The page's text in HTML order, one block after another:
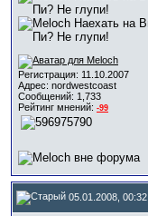
Регистрация: 11.10.2007
Адрес: nordwestcoast
Сообщений: 1,733
Рейтинг мнений: -99
05.01.2008, 00:32